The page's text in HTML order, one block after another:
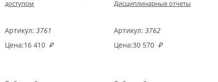
доступом
Артикул: 3761
Цена:16 410 ₽
Дисциплинарные отчеты
Артикул: 3762
Цена:30 570 ₽